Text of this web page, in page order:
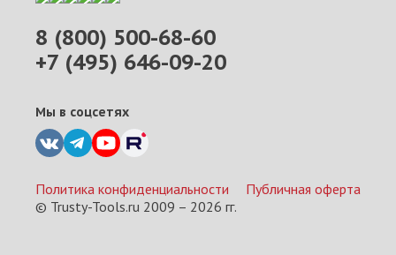
8 (800) 500-68-60
+7 (495) 646-09-20
Мы в соцсетях
Политика конфиденциальности
Публичная оферта
© Trusty-Tools.ru 2009 – 2026 гг.